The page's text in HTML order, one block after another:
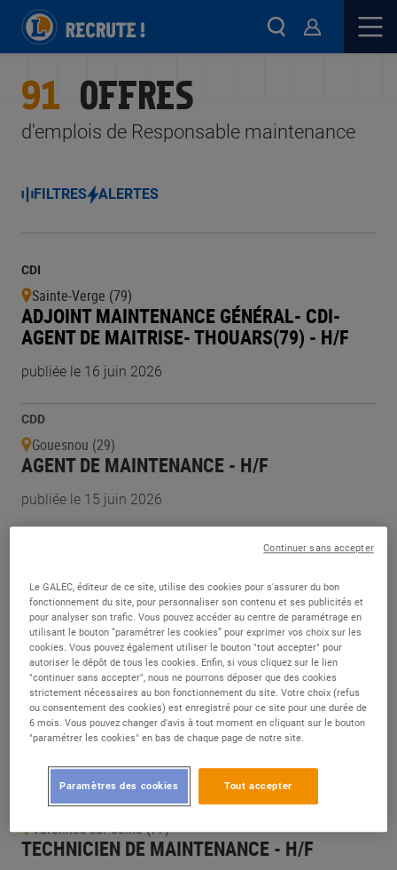
91 OFFRES
d'emplois de Responsable maintenance
FILTRES ALERTES
CDI
Sainte-Verge (79)
ADJOINT MAINTENANCE GÉNÉRAL- CDI-
AGENT DE MAITRISE- THOUARS(79) - H/F
publiée le 16 juin 2026
CDD
Gouesnou (29)
AGENT DE MAINTENANCE - H/F
publiée le 15 juin 2026
ÉLECTRICIEN - H/F
publiée le 08 juin 2026
CDI
Marmande (47)
TECHNICIEN DE MAINTENANCE - H/F
Varennes-sur-Seine (77)
TECHNICIEN DE MAINTENANCE - H/F
Le GALEC, éditeur de ce site, utilise des cookies pour s'assurer du bon
fonctionnement du site, pour personnaliser son contenu et ses publicités et
pour analyser son trafic. Vous pouvez accéder au centre de paramétrage en
utilisant le bouton “paramétrer les cookies” pour exprimer vos choix sur les
cookies. Vous pouvez également utiliser le bouton "tout accepter" pour
autoriser le dépôt de tous les cookies. Enfin, si vous cliquez sur le lien
"continuer sans accepter", nous ne pourrons déposer que des cookies
strictement nécessaires au bon fonctionnement du site. Votre choix (refus
ou consentement des cookies) est enregistré pour ce site pour une durée de
6 mois. Vous pouvez changer d'avis à tout moment en cliquant sur le bouton
"paramétrer les cookies" en bas de chaque page de notre site.
Tout accepter
Paramètres des cookies
Continuer sans accepter